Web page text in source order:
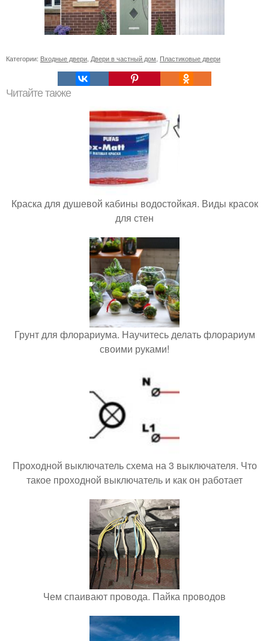
Категории: Входные двери Двери в частный дом Пластиковые двери
Читайте также
Краска для душевой кабины водостойкая. Виды красок
для стен
Грунт для флорариума. Научитесь делать флорариум
своими руками!
Проходной выключатель схема на 3 выключателя. Что
такое проходной выключатель и как он работает
Чем спаивают провода. Пайка проводов